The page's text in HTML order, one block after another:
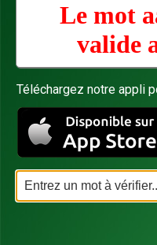
Le mot
valide
Téléchargez notre appli